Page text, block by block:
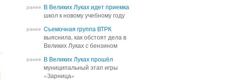
ранее В Великих Луках идет приемка
школ к новому учебному году
В Великих Луках идет приемка
школ к новому учебному году
ранее Cъемочная группа ВТРК
выяснила, как обстоят дела в
Великих Луках с бензином
Cъемочная группа ВТРК
выяснила, как обстоят дела в
Великих Луках с бензином
ранее В Великих Луках прошёл
муниципальный этап игры
«Зарница»
В Великих Луках прошёл
муниципальный этап игры
«Зарница»